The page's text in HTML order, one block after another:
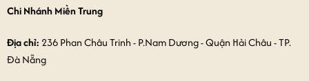
Chi Nhánh Miền Trung
Địa chỉ: 236 Phan Châu Trinh - P.Nam Dương - Quận Hải Châu - TP.
Đà Nẵng